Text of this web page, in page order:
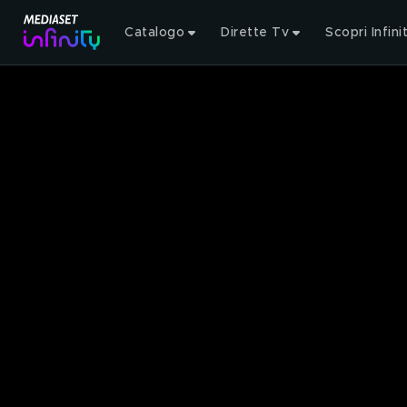
Catalogo Dirette Tv Scopri